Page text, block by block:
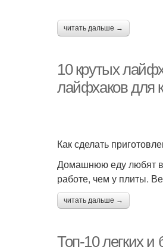
читать дальше →
10 крутых
лайфхаков для
Как сделать
Домашнюю еду любят
работе, чем у плиты.
читать дальше →
Топ-10 легких